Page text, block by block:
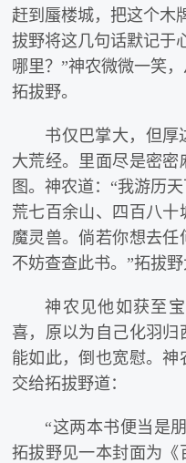
赶到蜃楼城，把这个木
拔野将这几句话默记于
哪里？”神农微微一笑
拓拔野。
书仅巴掌大，但厚
大荒经。里面尽是密
图。神农道：“我游历
荒七百余山、四百八
魔灵兽。倘若你想去任
不妨查查此书。”拓拔
神农见他如获至
喜，原以为自己化羽归
能如此，倒也宽慰。神
交给拓拔野道：
“这两本书便当是
拓拔野见一本封面为